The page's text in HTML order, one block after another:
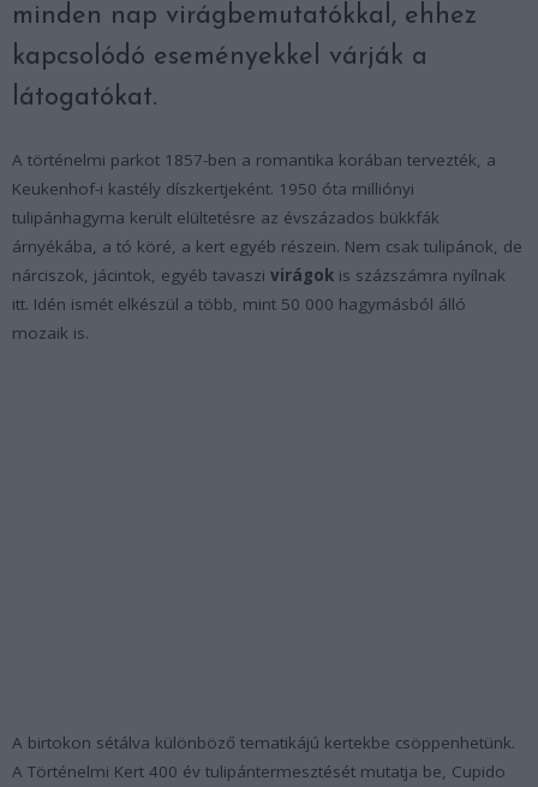
minden nap virágbemutatókkal, ehhez
kapcsolódó eseményekkel várják a
látogatókat.
A történelmi parkot 1857-ben a romantika korában tervezték, a
Keukenhof-i kastély díszkertjeként. 1950 óta milliónyi
tulipánhagyma került elültetésre az évszázados bükkfák
árnyékába, a tó köré, a kert egyéb részein. Nem csak tulipánok, de
nárciszok, jácintok, egyéb tavaszi virágok is százszámra nyílnak
itt. Idén ismét elkészül a több, mint 50 000 hagymásból álló
mozaik is.
A birtokon sétálva különböző tematikájú kertekbe csöppenhetünk.
A Történelmi Kert 400 év tulipántermesztését mutatja be, Cupido